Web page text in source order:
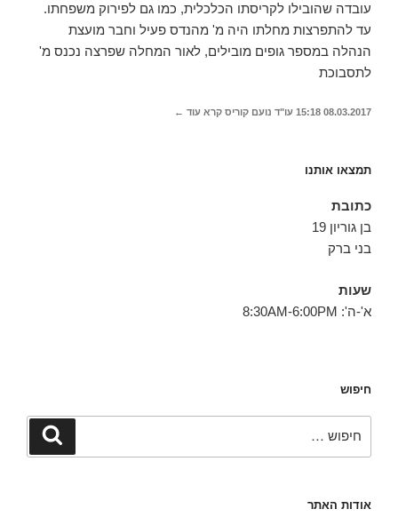
עובדה שהובילו לקריסתו הכלכלית, כמו גם לפירוק משפחתו.
עד להתפרצות מחלתו היה מ' מהנדס פעיל וחבר מועצת
הנהלה במספר גופים מובילים, לאור המחלה שפרצה נכנס מ'
לתסבוכת
08.03.2017
15:18 עו"ד נועם קוריס קרא עוד ←
תמצאו אותנו
כתובת
בן גוריון 19
בני ברק
שעות
א'-ה': 8:30AM-6:00PM
חיפוש
חיפוש
אודות האתר